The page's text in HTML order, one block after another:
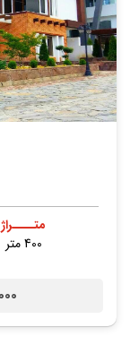
متــــراژ
400 متر